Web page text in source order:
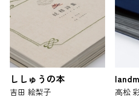
ししゅうの本
吉田 絵梨子 高松